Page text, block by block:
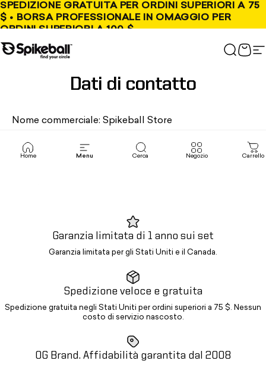
Vai al contenuto
SPEDIZIONE GRATUITA PER ORDINI SUPERIORI A 75
$ • BORSA PROFESSIONALE IN OMAGGIO PER
ORDINI SUPERIORI A 100 $
Negozio Spikeball Cerca
Home Menu Cerca Negozio Carrello
Dati di contatto
Nome commerciale: Spikeball Store
Indirizzo fisico: KANKAKEE SPIKEBALL, INC., 2045
Garanzia limitata di 1 anno sui set
Garanzia limitata per gli Stati Uniti e il Canada.
Spedizione veloce e gratuita
Spedizione gratuita negli Stati Uniti per ordini superiori a 75 $. Nessun
costo di servizio nascosto.
OG Brand. Affidabilità garantita dal 2008